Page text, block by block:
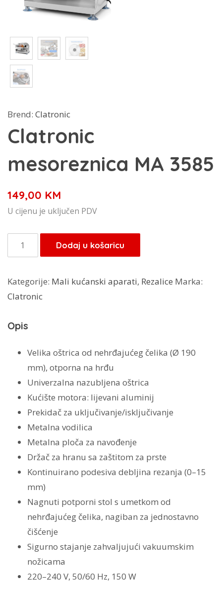
Brend: Clatronic
Clatronic
mesoreznica MA 3585
149,00 KM
U cijenu je uključen PDV
Clatronic
mesoreznica
3585
količina
Dodaj u košaricu
Kategorije: Mali kućanski aparati, Rezalice Marka:
Clatronic
Opis
Velika oštrica od nehrđajućeg čelika (Ø 190
mm), otporna na hrđu
Univerzalna nazubljena oštrica
Kućište motora: lijevani aluminij
Prekidač za uključivanje/isključivanje
Metalna vodilica
Metalna ploča za navođenje
Držač za hranu sa zaštitom za prste
Kontinuirano podesiva debljina rezanja (0–15
mm)
Nagnuti potporni stol s umetkom od
nehrđajućeg čelika, nagiban za jednostavno
čišćenje
Sigurno stajanje zahvaljujući vakuumskim
nožicama
220–240 V, 50/60 Hz, 150 W